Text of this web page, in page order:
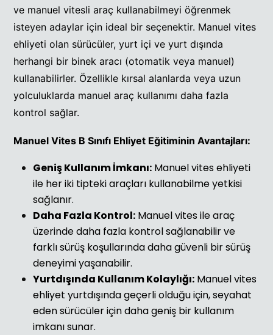
ve manuel vitesli araç kullanabilmeyi öğrenmek
isteyen adaylar için ideal bir seçenektir. Manuel vites
ehliyeti olan sürücüler, yurt içi ve yurt dışında
herhangi bir binek aracı (otomatik veya manuel)
kullanabilirler. Özellikle kırsal alanlarda veya uzun
yolculuklarda manuel araç kullanımı daha fazla
kontrol sağlar.
Manuel Vites B Sınıfı Ehliyet Eğitiminin Avantajları:
Geniş Kullanım İmkanı: Manuel vites ehliyeti
ile her iki tipteki araçları kullanabilme yetkisi
sağlanır.
Daha Fazla Kontrol: Manuel vites ile araç
üzerinde daha fazla kontrol sağlanabilir ve
farklı sürüş koşullarında daha güvenli bir sürüş
deneyimi yaşanabilir.
Yurtdışında Kullanım Kolaylığı: Manuel vites
ehliyet yurtdışında geçerli olduğu için, seyahat
eden sürücüler için daha geniş bir kullanım
imkanı sunar.